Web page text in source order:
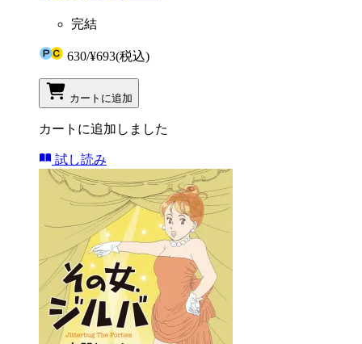
完結
630/¥693(税込)
カートに追加
カートに追加しました
試し読み